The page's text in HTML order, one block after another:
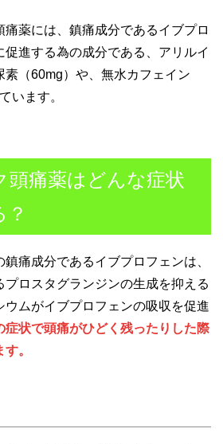
痛薬には、鎮痛成分であるイブプロ
促進する為の成分である、アリルイ
素（60mg）や、無水カフェイン
います。
頭痛薬はどんな症状
痛成分であるイブプロフェンは、
ロスタグランジンの生成を抑える
ウムがイブプロフェンの吸収を促進
症状で頭痛がひどく残ったりした際
。